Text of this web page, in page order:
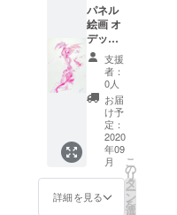
パネル
絵画 オ
デッ
ト
2018 パ
ネルに
紙 ア
クリ
ル、イ
ンク
54×38×
2cm
支援
者：
0人
お届
け予
定：
2020
年09
月
詳細を見る
こ
の
リ
タ
ー
ン
を
選